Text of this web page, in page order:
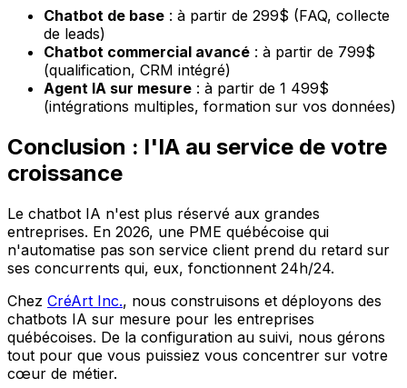
Chatbot de base : à partir de 299$ (FAQ, collecte
de leads)
Chatbot commercial avancé : à partir de 799$
(qualification, CRM intégré)
Agent IA sur mesure : à partir de 1 499$
(intégrations multiples, formation sur vos données)
Conclusion : l'IA au service de votre
croissance
Le chatbot IA n'est plus réservé aux grandes
entreprises. En 2026, une PME québécoise qui
n'automatise pas son service client prend du retard sur
ses concurrents qui, eux, fonctionnent 24h/24.
Chez CréArt Inc., nous construisons et déployons des
chatbots IA sur mesure pour les entreprises
québécoises. De la configuration au suivi, nous gérons
tout pour que vous puissiez vous concentrer sur votre
cœur de métier.